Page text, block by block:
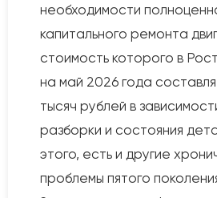
необходимости
капитального ремонта
стоимость которого в
на май 2026 года
тысяч рублей в
разборки и состояния
этого, есть и другие
проблемы пятого